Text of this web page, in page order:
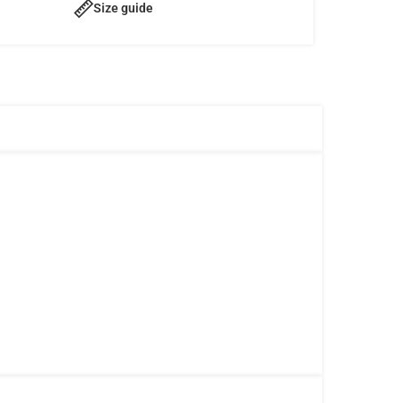
Size guide